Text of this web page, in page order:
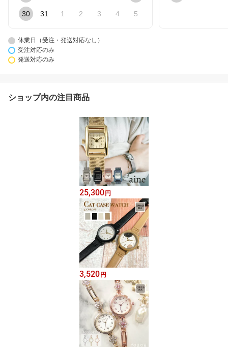
30 31 1 2 3 4 5
休業日（受注・発送対応なし）
受注対応のみ
発送対応のみ
ショップ内の注目商品
25,300円
3,520円